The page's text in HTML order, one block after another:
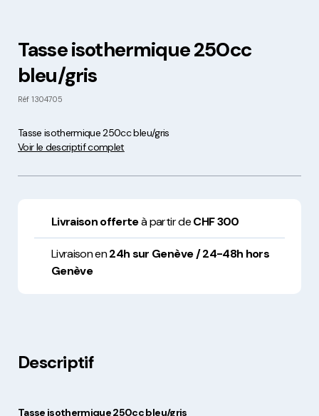
Tasse isothermique 250cc
bleu/gris
Réf 1304705
Tasse isothermique 250cc bleu/gris
Voir le descriptif complet
Livraison offerteà partir deCHF 300
Livraison en24h sur Genève / 24-48h hors
Genève
Descriptif
Tasse isothermique 250cc bleu/gris